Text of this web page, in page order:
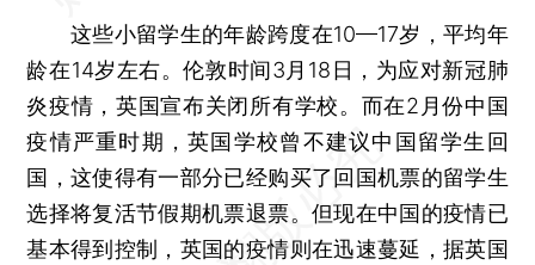
这些小留学生的年龄跨度在10—17岁，平均年
龄在14岁左右。伦敦时间3月18日，为应对新冠肺
炎疫情，英国宣布关闭所有学校。而在2月份中国
疫情严重时期，英国学校曾不建议中国留学生回
国，这使得有一部分已经购买了回国机票的留学生
选择将复活节假期机票退票。但现在中国的疫情已
基本得到控制，英国的疫情则在迅速蔓延，据英国